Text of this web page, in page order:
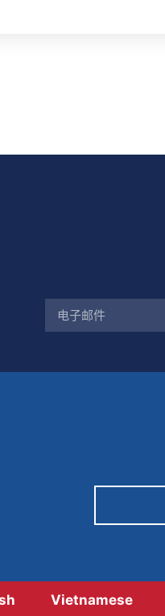
Vietnamese